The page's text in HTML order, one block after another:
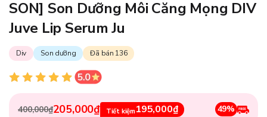
SON] Son Dưỡng Môi Căng Mọng DIV
Juve Lip Serum Ju
Div Son dưỡng Đã bán 136
400,000₫205,000₫ Tiết kiệm195,000₫ 49%